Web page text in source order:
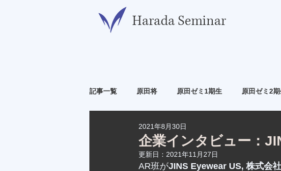
​Harada Seminar
記事一覧 原田将 原田ゼミ1期生 原田ゼミ2期
原田ゼミ6期生 原田ゼミ7期生
企業インタビュー：
2021年8月30日
更新日： 2021年11月27日
AR班がJINS Eyewear US, 株式会